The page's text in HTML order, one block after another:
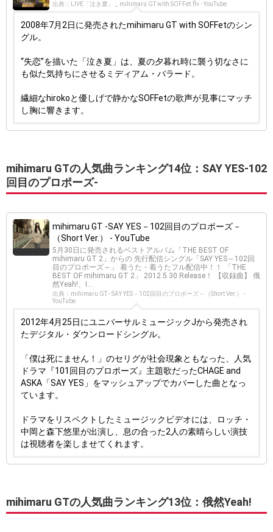
出典：LIVE「泣き夏」 _ mihimaru GT with SOFFet.flv - YouTube
2008年7月2日に発売されたmihimaru GT with SOFFetのシン
グル。
“失恋”を描いた「泣き夏」は、夏の夕暮れ時に襲う切なさに
も似た気持ちにさせるミディアム・バラード。
繊細なhirokoと優しげで静かなSOFFetの歌声が見事にマッチ
し胸に響きます。
mihimaru GTの人気曲ランキング14位：SAY YES-102
回目のプロポーズ-
mihimaru GT -SAY YES－102回目のプロポーズ－
（Short Ver.） - YouTube
5月30日に発売されるベストアルバム「THE BEST OF
mihimaru GT 2」からの 先行配信シングル「SAY YES～102回
目のプロポーズ～」 着うた・着うたフル配信中！！ 「THE
BEST OF mihimaru GT 2」 2012.5.30 Release！ 【収録曲】 俄
然Yeah!、I...
出典：mihimaru GT - SAY YES－102回目のプロポーズ－（Short Ver.） -
YouTube
2012年4月25日にユニバーサルミュージックJから発売され
たデジタル・ダウンロードシングル。
「僕は死にません！」のセリグが社会現象ともなった、人気
ドラマ『101回目のプロポーズ』主題歌だったCHAGE and
ASKA「SAY YES」をマッシュアップでカバーした曲となっ
ています。
ドラマをリスペクトしたミュージックビデオには、ロッチ・
中岡と森下悠里が出演し、息の合った2人の素晴らしい演技
は視聴者を楽しませてくれます。
mihimaru GTの人気曲ランキング13位：俄然Yeah!